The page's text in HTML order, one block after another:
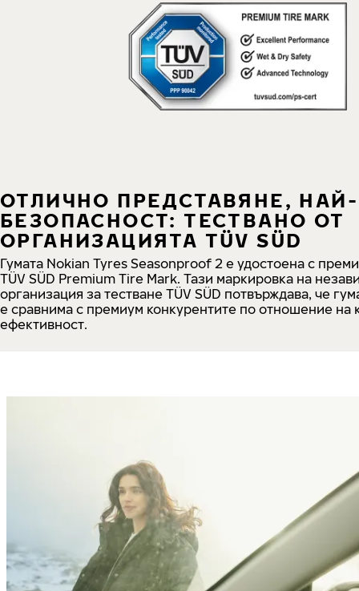
ОТЛИЧНО ПРЕДСТАВЯНЕ,
БЕЗОПАСНОСТ: ТЕСТВАНО ОТ
ОРГАНИЗАЦИЯТА TÜV SÜD
Гумата Nokian Tyres Seasonproof 2 е удостоена с
TÜV SÜD Premium Tire Mark. Тази маркировка на
организация за тестване TÜV SÜD потвърждава, че
е сравнима с премиум конкурентите по отношение на
ефективност.